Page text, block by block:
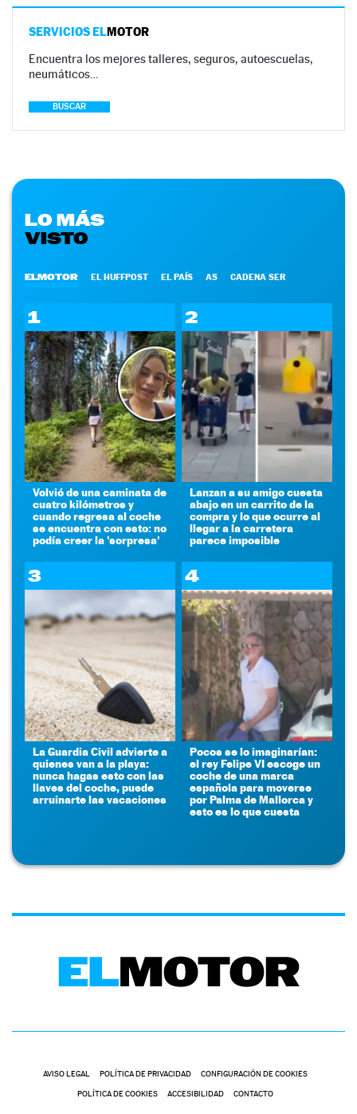
SERVICIOS ELMOTOR
Encuentra los mejores talleres, seguros, autoescuelas,
neumáticos…
BUSCAR
LO MÁS
VISTO
ELMOTOR EL HUFFPOST EL PAÍS AS CADENA SER
1
Volvió de una caminata de
cuatro kilómetros y
cuando regresa al coche
se encuentra con esto: no
podía creer la 'sorpresa'
2
Lanzan a su amigo cuesta
abajo en un carrito de la
compra y lo que ocurre al
llegar a la carretera
parece imposible
3
La Guardia Civil advierte a
quienes van a la playa:
nunca hagas esto con las
llaves del coche, puede
arruinarte las vacaciones
4
Pocos se lo imaginarían:
el rey Felipe VI escoge un
coche de una marca
española para moverse
por Palma de Mallorca y
esto es lo que cuesta
AVISO LEGAL POLÍTICA DE PRIVACIDAD CONFIGURACIÓN DE COOKIES
POLÍTICA DE COOKIES ACCESIBILIDAD CONTACTO